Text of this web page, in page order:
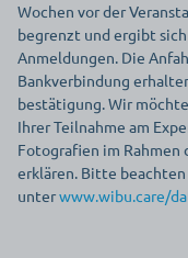
Wochen vor der
begrenzt und ergibt
Anmeldungen. Die
Bankverbindung
bestätigung. Wir
Ihrer Teilnahme am
Fotografien im Rahmen
erklären. Bitte beachten
unterwww.wibu.care/